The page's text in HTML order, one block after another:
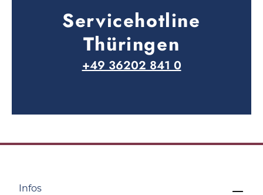
Servicehotline
Thüringen
+49 36202 841 0
Infos